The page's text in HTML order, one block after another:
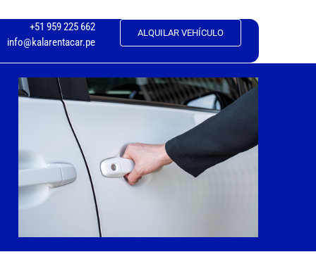
+51 959 225 662
info@kalarentacar.pe
ALQUILAR VEHÍCULO